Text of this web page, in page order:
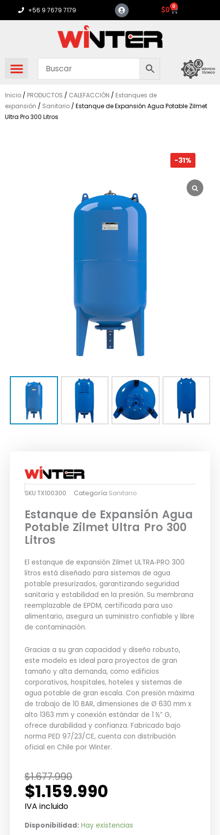
+56 9 7679 7179 $0 0
Carrito
Inicio / PRODUCTOS / CALEFACCIÓN / Estanques de
expansión / Sanitario / Estanque de Expansión Agua Potable Zilmet
Ultra Pro 300 Litros
-31%
SKU TX100300 Categoría Sanitario
Estanque de Expansión Agua
Potable Zilmet Ultra Pro 300
Litros
El estanque de expansión Zilmet ULTRA‑PRO 300
litros está diseñado para sistemas de agua
potable presurizados, garantizando seguridad
sanitaria y estabilidad en la presión. Su membrana
reemplazable de EPDM, certificada para uso
alimentario, asegura un suministro confiable y libre
de contaminación.
Gracias a su gran capacidad y diseño robusto,
este modelo es ideal para proyectos de gran
tamaño y alta demanda, como edificios
corporativos, hospitales, hoteles y sistemas de
agua potable de gran escala. Con presión máxima
de trabajo de 10 BAR, dimensiones de Ø 630 mm x
alto 1363 mm y conexión estándar de 1 ½” G,
ofrece durabilidad y confianza. Fabricado bajo
norma PED 97/23/CE, cuenta con distribución
oficial en Chile por Winter.
$1.677.990
El
precio
original
$1.677.990.
$1.159.990
El
precio
actual
$1.159.990.
IVA incluido
Disponibilidad: Hay existencias
Estanque